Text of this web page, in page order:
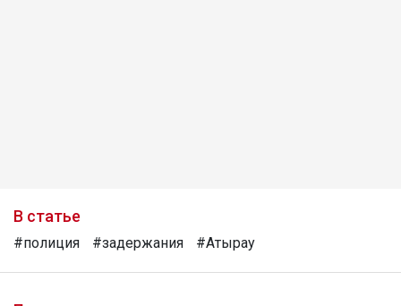
В статье
#полиция #задержания #Атырау